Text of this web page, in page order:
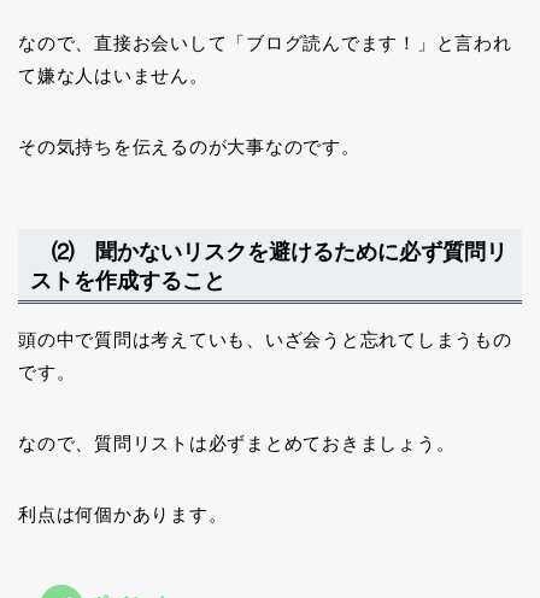
なので、直接お会いして「ブログ読んでます！」と言われ
て嫌な人はいません。
その気持ちを伝えるのが大事なのです。
⑵ 聞かないリスクを避けるために必ず質問リ
ストを作成すること
頭の中で質問は考えていも、いざ会うと忘れてしまうもの
です。
なので、質問リストは必ずまとめておきましょう。
利点は何個かあります。